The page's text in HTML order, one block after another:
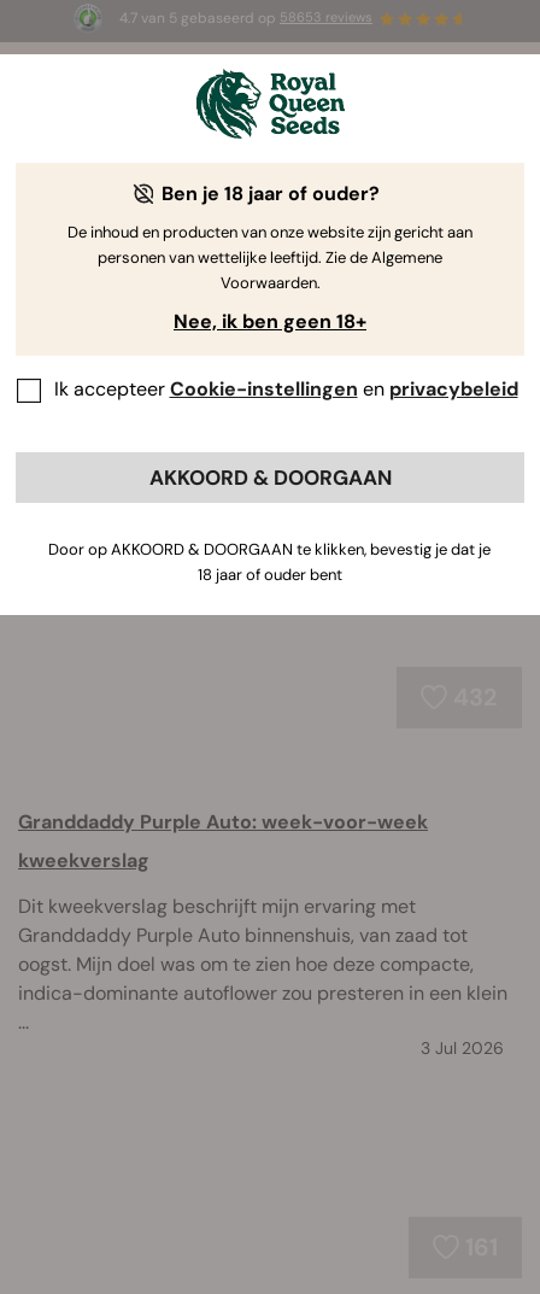
4.7 van 5 gebaseerd op 58653 reviews
☀️ Summer Sales: tot wel 50% korting
op geselecteerde producten! ⏤
The RQS Blog
Wietwetenschap en gezondheid
Een kweekverslag is essentieel om de ontwikkeling van
de groei verlopen zoals gepland. Gebruik onze
kweekverslagen als referentiekader voor je
Granddaddy Purple Auto: week-voor-week
kweekverslag
Dit kweekverslag beschrijft mijn ervaring met
Granddaddy Purple Auto binnenshuis, van zaad tot
oogst. Mijn doel was om te zien hoe deze compacte,
indica-dominante autoflower zou presteren in een klein
...
3 Jul 2026
Ben je 18 jaar of ouder?
De inhoud en producten van onze website zijn gericht aan
personen van wettelijke leeftijd. Zie de Algemene
Voorwaarden.
Nee, ik ben geen 18+
Ik accepteerCookie-instellingen en privacybeleid
AKKOORD & DOORGAAN
Door op AKKOORD & DOORGAAN te klikken, bevestig je dat je
18 jaar of ouder bent